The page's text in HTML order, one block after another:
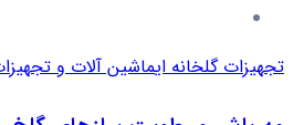
تجهیزات گلخانه ایماشین آلات و